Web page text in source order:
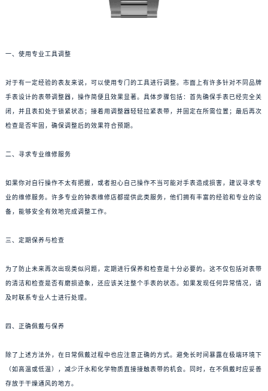
一、使用专业工具调整
对于有一定经验的表友来说，可以使用专门的工具进行调整。市面上有许多针对不同品牌
手表设计的表带调整器，操作简便且效果显著。具体步骤包括：首先确保手表已经完全关
闭，并且表扣处于锁紧状态；接着用调整器轻轻拉紧表带，并固定在所需位置；最后再次
检查是否牢固，确保调整后的效果符合预期。
二、寻求专业维修服务
如果你对自行操作不太有把握，或者担心自己操作不当可能对手表造成损害，建议寻求专
业的维修服务。许多专业的钟表维修店都提供此类服务，他们拥有丰富的经验和专业的设
备，能够安全有效地完成调整工作。
三、定期保养与检查
为了防止未来再次出现类似问题，定期进行保养和检查是十分必要的。这不仅包括对表带
的清洁和检查是否有磨损迹象，还应该关注整个手表的状态。如果发现任何异常情况，请
及时联系专业人士进行处理。
四、正确佩戴与保养
除了上述方法外，在日常佩戴过程中也应注意正确的方式。避免长时间暴露在极端环境下
（如高温或低温），减少汗水和化学物质直接接触表带的机会。同时，在不佩戴时应妥善
存放于干燥通风的地方。